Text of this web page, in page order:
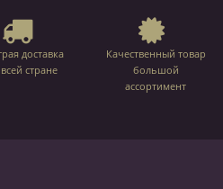
доставка
стране
Качественный товар
большой
ассортимент